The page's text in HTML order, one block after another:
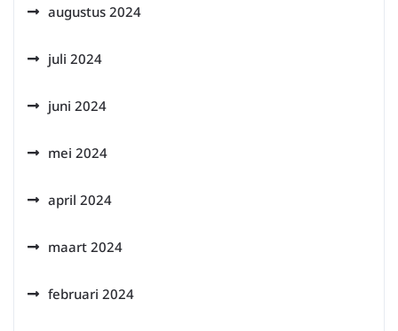
augustus 2024
juli 2024
juni 2024
mei 2024
april 2024
maart 2024
februari 2024